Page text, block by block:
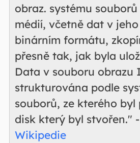
obraz. systému
médií, včetně dat v
binárním formátu,
přesně tak, jak byla
Data v souboru obrazu
strukturována podle
souborů, ze kterého
disk který byl stvořen."
Wikipedie